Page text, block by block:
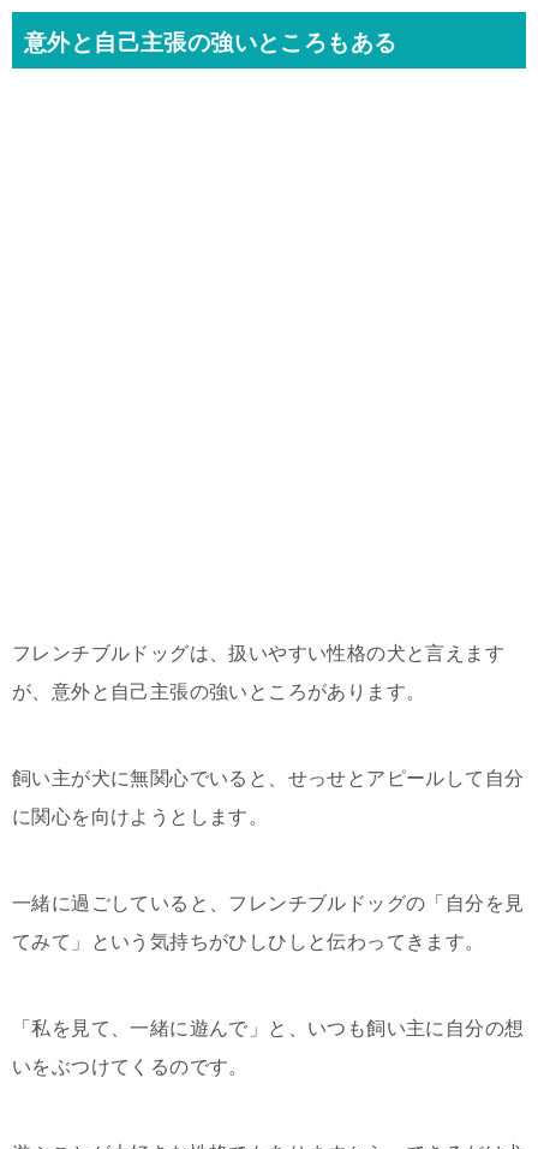
意外と自己主張の強いところもある
フレンチブルドッグは、扱いやすい性格の犬と言えます
が、意外と自己主張の強いところがあります。
飼い主が犬に無関心でいると、せっせとアピールして自分
に関心を向けようとします。
一緒に過ごしていると、フレンチブルドッグの「自分を見
てみて」という気持ちがひしひしと伝わってきます。
「私を見て、一緒に遊んで」と、いつも飼い主に自分の想
いをぶつけてくるのです。